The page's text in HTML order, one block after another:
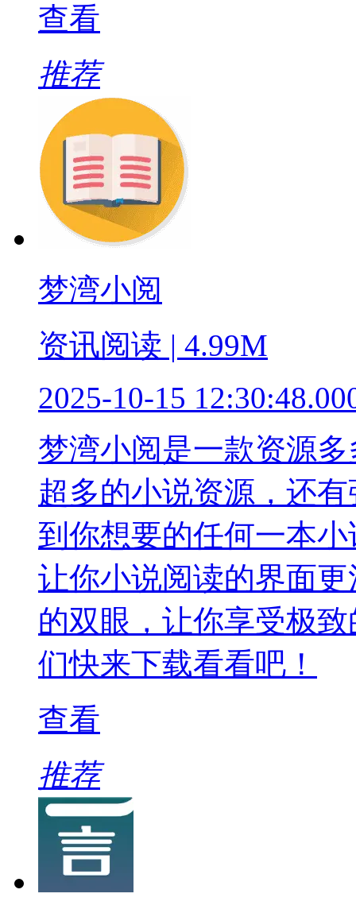
查看
推荐
梦湾小阅
资讯阅读 | 4.99M
2025-10-15
梦湾小阅是一款资源
超多的小说资源，还
到你想要的任何一本
让你小说阅读的界面
的双眼，让你享受极
们快来下载看看吧！
查看
推荐